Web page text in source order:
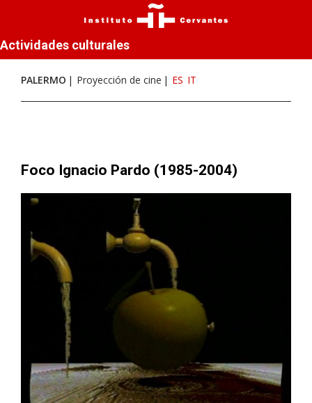
Actividades culturales
PALERMO Proyección de cine ES IT
Foco Ignacio Pardo (1985-2004)